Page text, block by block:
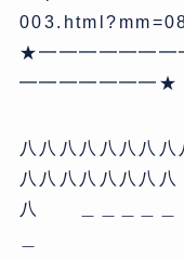
━━━━━━━★
八八八八八八八
八八八八八八八八
八 ＿＿＿＿＿